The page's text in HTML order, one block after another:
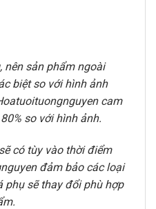
nên sản phẩm ngoài
biệt so với hình ảnh
cam
so với hình ảnh.
có tùy vào thời điểm
đảm bảo các loại
phụ sẽ thay đổi phù hợp